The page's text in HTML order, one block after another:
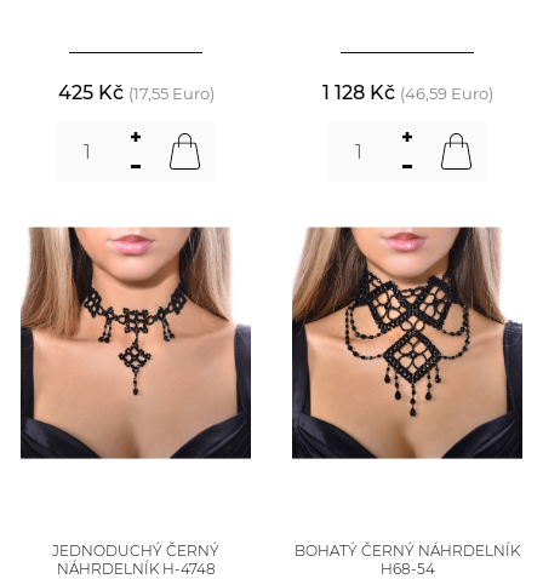
425 Kč (17,55 Euro) 1 128 Kč (46,59 Euro)
JEDNODUCHÝ ČERNÝ
NÁHRDELNÍK H-4748
BOHATÝ ČERNÝ NÁHRDELNÍK
H68-54